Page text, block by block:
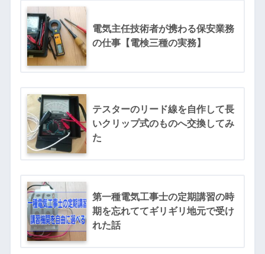
電気主任技術者が携わる保安業務
の仕事【電検三種の実務】
テスターのリード線を自作して長
いクリップ式のものへ交換してみ
た
第一種電気工事士の定期講習の時
期を忘れててギリギリ地元で受け
れた話